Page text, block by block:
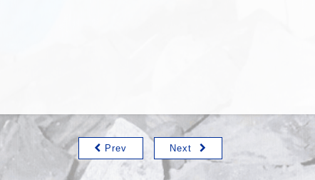
Prev Next